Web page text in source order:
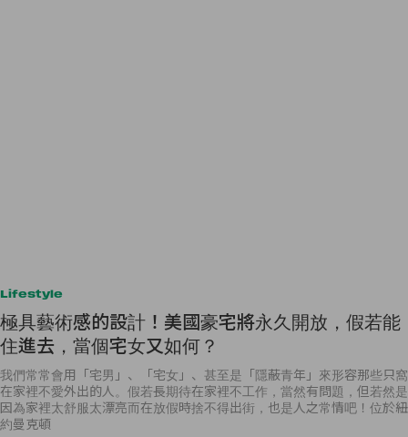
Lifestyle
極具藝術感的設計！美國豪宅將永久開放，假若能
住進去，當個宅女又如何？
我們常常會用「宅男」、「宅女」、甚至是「隱蔽青年」來形容那些只窩
在家裡不愛外出的人。假若長期待在家裡不工作，當然有問題，但若然是
因為家裡太舒服太漂亮而在放假時捨不得出街，也是人之常情吧！位於紐
約曼克頓